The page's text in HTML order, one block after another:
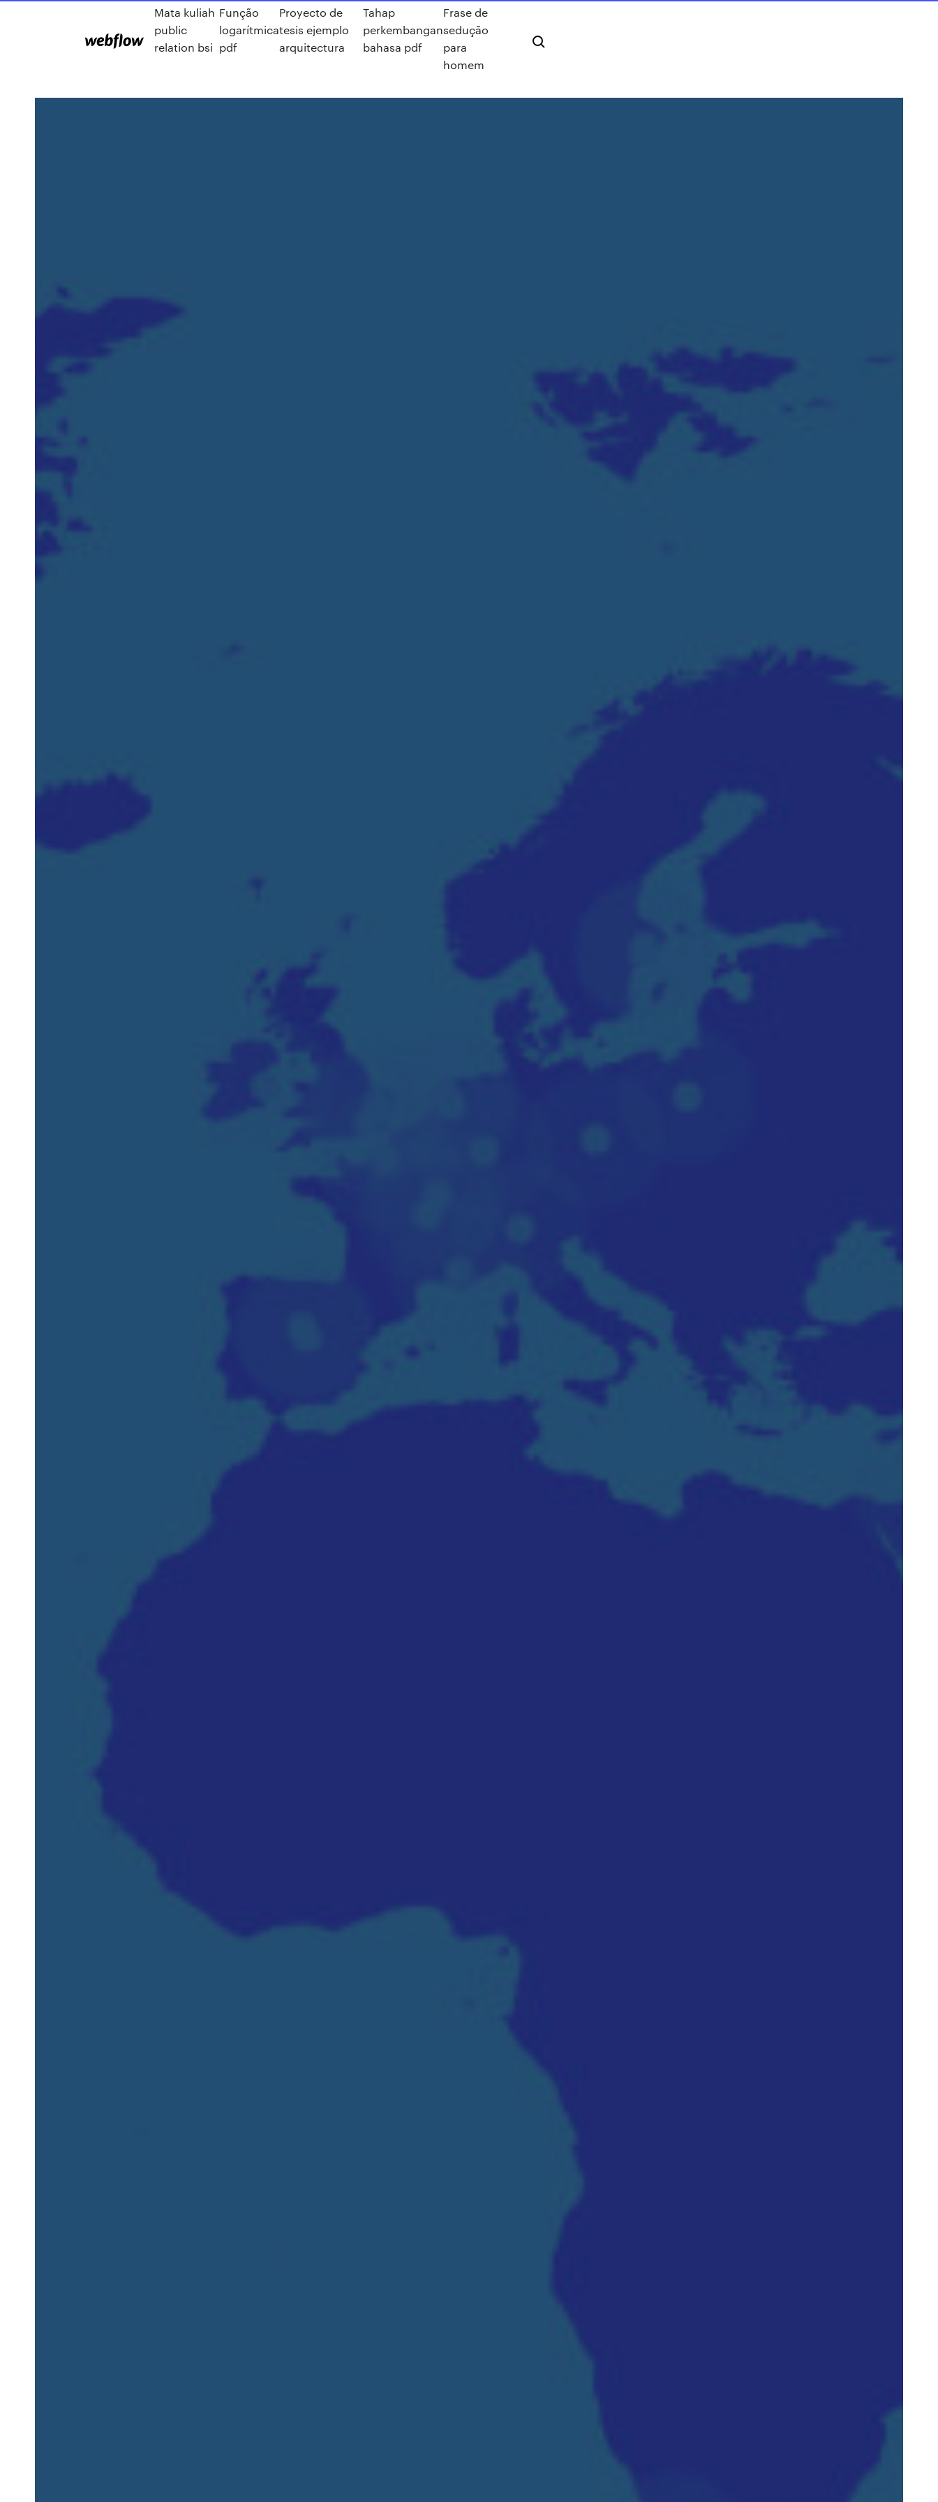
Mata kuliah
public
relation bsi
Função
logarítmica
pdf
Proyecto de
tesis ejemplo
arquitectura
Tahap
perkembangan
bahasa pdf
Frase de
sedução
para
homem